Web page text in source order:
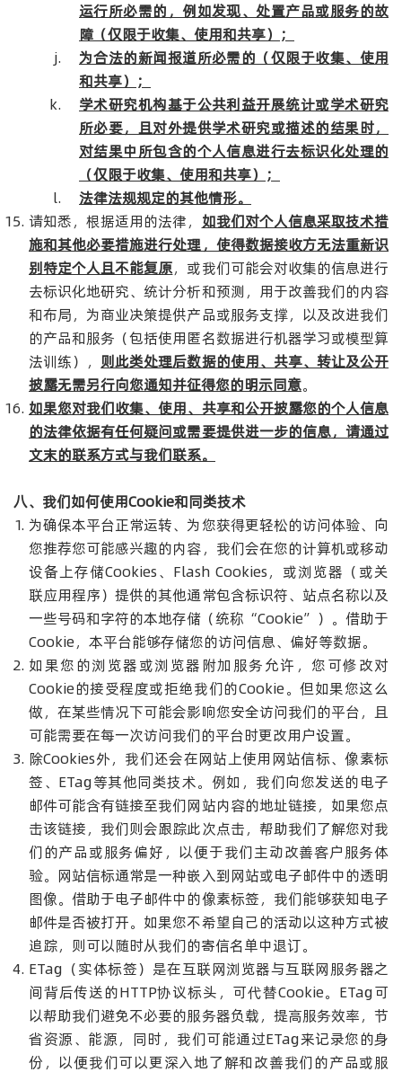
运行所必需的，例如发现、处置产品或服务的故
障（仅限于收集、使用和共享）；
为合法的新闻报道所必需的（仅限于收集、使用
和共享）；
学术研究机构基于公共利益开展统计或学术研究
所必要，且对外提供学术研究或描述的结果时，
对结果中所包含的个人信息进行去标识化处理的
（仅限于收集、使用和共享）；
法律法规规定的其他情形。
请知悉，根据适用的法律， 如我们对个人信息采取技术措
施和其他必要措施进行处理，使得数据接收方无法重新识
别特定个人且不能复原，或我们可能会对收集的信息进行
去标识化地研究、统计分析和预测，用于改善我们的内容
和布局，为商业决策提供产品或服务支撑，以及改进我们
的产品和服务（包括使用匿名数据进行机器学习或模型算
法训练）， 则此类处理后数据的使用、共享、转让及公开
披露无需另行向您通知并征得您的明示同意。
如果您对我们收集、使用、共享和公开披露您的个人信息
的法律依据有任何疑问或需要提供进一步的信息，请通过
文末的联系方式与我们联系。
八、我们如何使用Cookie和同类技术
为确保本平台正常运转、为您获得更轻松的访问体验、向
您推荐您可能感兴趣的内容，我们会在您的计算机或移动
设备上存储Cookies、Flash Cookies，或浏览器（或关
联应用程序）提供的其他通常包含标识符、站点名称以及
一些号码和字符的本地存储（统称“Cookie”）。借助于
Cookie，本平台能够存储您的访问信息、偏好等数据。
如果您的浏览器或浏览器附加服务允许，您可修改对
Cookie的接受程度或拒绝我们的Cookie。但如果您这么
做，在某些情况下可能会影响您安全访问我们的平台，且
可能需要在每一次访问我们的平台时更改用户设置。
除Cookies外，我们还会在网站上使用网站信标、像素标
签、ETag等其他同类技术。例如，我们向您发送的电子
邮件可能含有链接至我们网站内容的地址链接，如果您点
击该链接，我们则会跟踪此次点击，帮助我们了解您对我
们的产品或服务偏好，以便于我们主动改善客户服务体
验。网站信标通常是一种嵌入到网站或电子邮件中的透明
图像。借助于电子邮件中的像素标签，我们能够获知电子
邮件是否被打开。如果您不希望自己的活动以这种方式被
追踪，则可以随时从我们的寄信名单中退订。
ETag（实体标签）是在互联网浏览器与互联网服务器之
间背后传送的HTTP协议标头，可代替Cookie。ETag可
以帮助我们避免不必要的服务器负载，提高服务效率，节
省资源、能源，同时，我们可能通过ETag来记录您的身
份，以便我们可以更深入地了解和改善我们的产品或服